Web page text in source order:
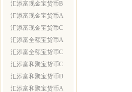
汇添富现金宝货币B
汇添富现金宝货币A
汇添富现金宝货币C
汇添富全额宝货币A
汇添富全额宝货币C
汇添富和聚宝货币C
汇添富和聚宝货币D
汇添富和聚宝货币A